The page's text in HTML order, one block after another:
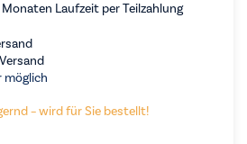
Laufzeit per Teilzahlung
Versand
möglich
– wird für Sie bestellt!